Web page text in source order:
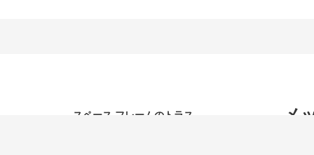
スペース フレームのトラス メ